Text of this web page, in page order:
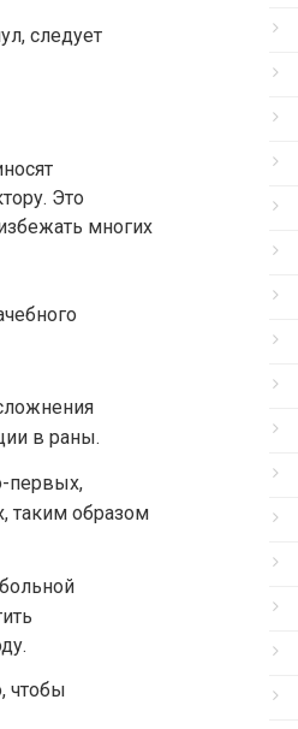
следует
Это
многих
в раны.
первых,
таким образом
чтобы